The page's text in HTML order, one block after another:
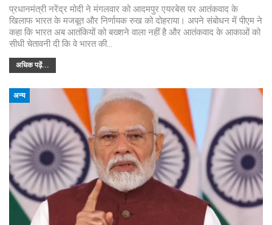
प्रधानमंत्री नरेंद्र मोदी ने मंगलवार को आदमपुर एयरबेस पर आतंकवाद के
खिलाफ भारत के मजबूत और निर्णायक रुख को दोहराया। अपने संबोधन में पीएम ने
कहा कि भारत अब आतंकियों को बख्शने वाला नहीं है और आतंकवाद के आकाओं को
सीधी चेतावनी दी कि वे भारत की…
अधिक पढ़ें...
अन्य